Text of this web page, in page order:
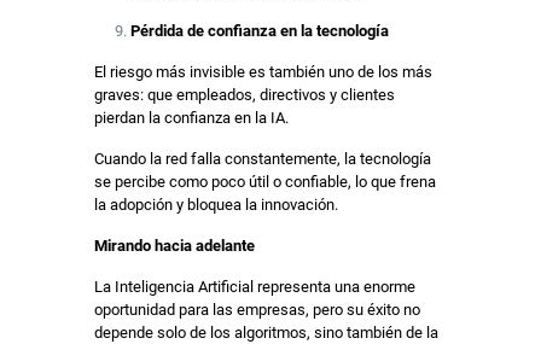
Pérdida de confianza en la tecnología
El riesgo más invisible es también uno de los más
graves: que empleados, directivos y clientes
pierdan la confianza en la IA.
Cuando la red falla constantemente, la tecnología
se percibe como poco útil o confiable, lo que frena
la adopción y bloquea la innovación.
Mirando hacia adelante
La Inteligencia Artificial representa una enorme
oportunidad para las empresas, pero su éxito no
depende solo de los algoritmos, sino también de la